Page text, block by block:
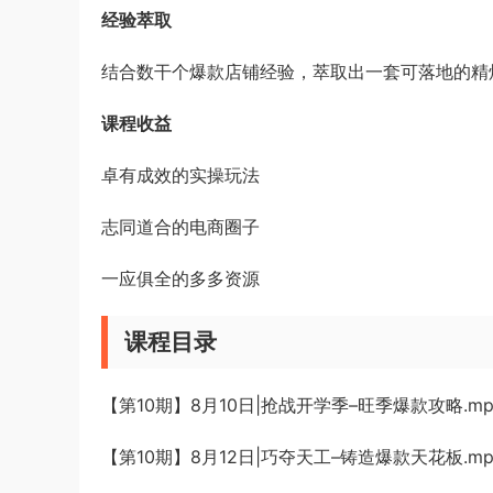
经验萃取
结合数干个爆款店铺经验，萃取出一套可落地的
课程收益
卓有成效的实操玩法
志同道合的电商圈子
一应俱全的多多资源
课程目录
【第10期】8月10日|抢战开学季–旺季爆款攻略
【第10期】8月12日|巧夺天工–铸造爆款天花板